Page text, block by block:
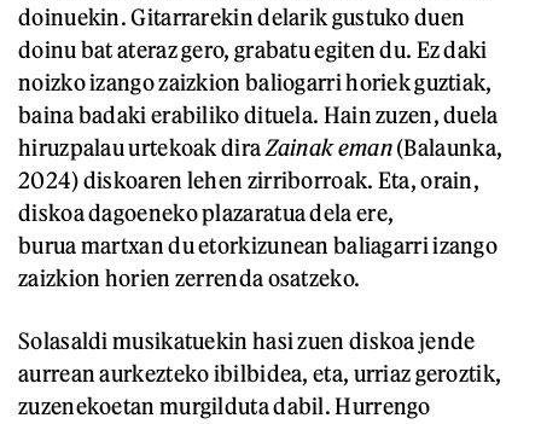
doinuekin. Gitarrarekin delarik gustuko duen
doinu bat ateraz gero, grabatu egiten du. Ez daki
noizko izango zaizkion baliogarri horiek guztiak,
baina badaki erabiliko dituela. Hain zuzen, duela
hiruzpalau urtekoak diraZainak eman(Balaunka,
2024) diskoaren lehen zirriborroak. Eta, orain,
diskoa dagoeneko plazaratua dela ere,
burua martxan du etorkizunean baliagarri izango
zaizkion horien zerrenda osatzeko.
Solasaldi musikatuekin hasi zuen diskoa jende
aurrean aurkezteko ibilbidea, eta, urriaz geroztik,
zuzenekoetan murgilduta dabil. Hurrengo